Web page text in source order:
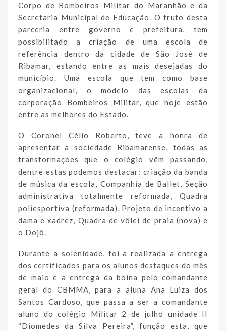
Corpo de Bombeiros Militar do Maranhão e da
Secretaria Municipal de Educação. O fruto desta
parceria entre governo e prefeitura, tem
possibilitado a criação de uma escola de
referência dentro da cidade de São José de
Ribamar, estando entre as mais desejadas do
município. Uma escola que tem como base
organizacional, o modelo das escolas da
corporação Bombeiros Militar, que hoje estão
entre as melhores do Estado.
O Coronel Célio Roberto, teve a honra de
apresentar a sociedade Ribamarense, todas as
transformações que o colégio vêm passando,
dentre estas podemos destacar: criação da banda
de música da escola, Companhia de Ballet, Seção
administrativa totalmente reformada, Quadra
poliesportiva (reformada), Projeto de incentivo a
dama e xadrez, Quadra de vôlei de praia (nova) e
o Dojô.
Durante a solenidade, foi a realizada a entrega
dos certificados para os alunos destaques do mês
de maio e a entrega da boina pelo comandante
geral do CBMMA, para a aluna Ana Luiza dos
Santos Cardoso, que passa a ser a comandante
aluno do colégio Militar 2 de julho unidade II
“Diomedes da Silva Pereira”, função esta, que